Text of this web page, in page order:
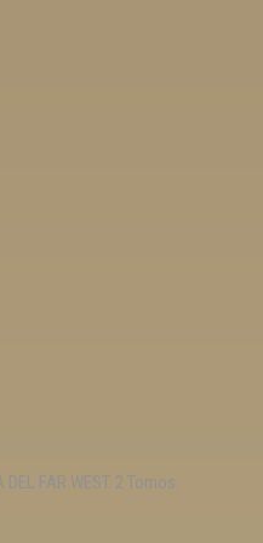
DEL FAR WEST. 2 Tomos.